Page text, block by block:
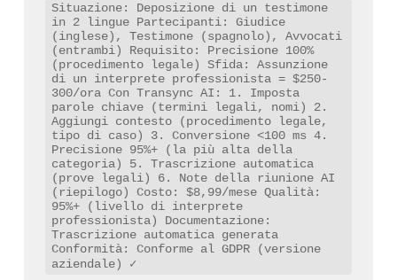
Situazione: Deposizione di un testimone
in 2 lingue Partecipanti: Giudice
(inglese), Testimone (spagnolo), Avvocati
(entrambi) Requisito: Precisione 100%
(procedimento legale) Sfida: Assunzione
di un interprete professionista = $250-
300/ora Con Transync AI: 1. Imposta
parole chiave (termini legali, nomi) 2.
Aggiungi contesto (procedimento legale,
tipo di caso) 3. Conversione <100 ms 4.
Precisione 95%+ (la più alta della
categoria) 5. Trascrizione automatica
(prove legali) 6. Note della riunione AI
(riepilogo) Costo: $8,99/mese Qualità:
95%+ (livello di interprete
professionista) Documentazione:
Trascrizione automatica generata
Conformità: Conforme al GDPR (versione
aziendale) ✓